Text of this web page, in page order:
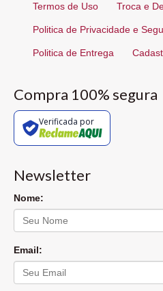
Termos de Uso Troca e
Politica de Privacidade e
Politica de Entrega
Compra 100% segura
Verificada por
Newsletter
Nome:
Email: